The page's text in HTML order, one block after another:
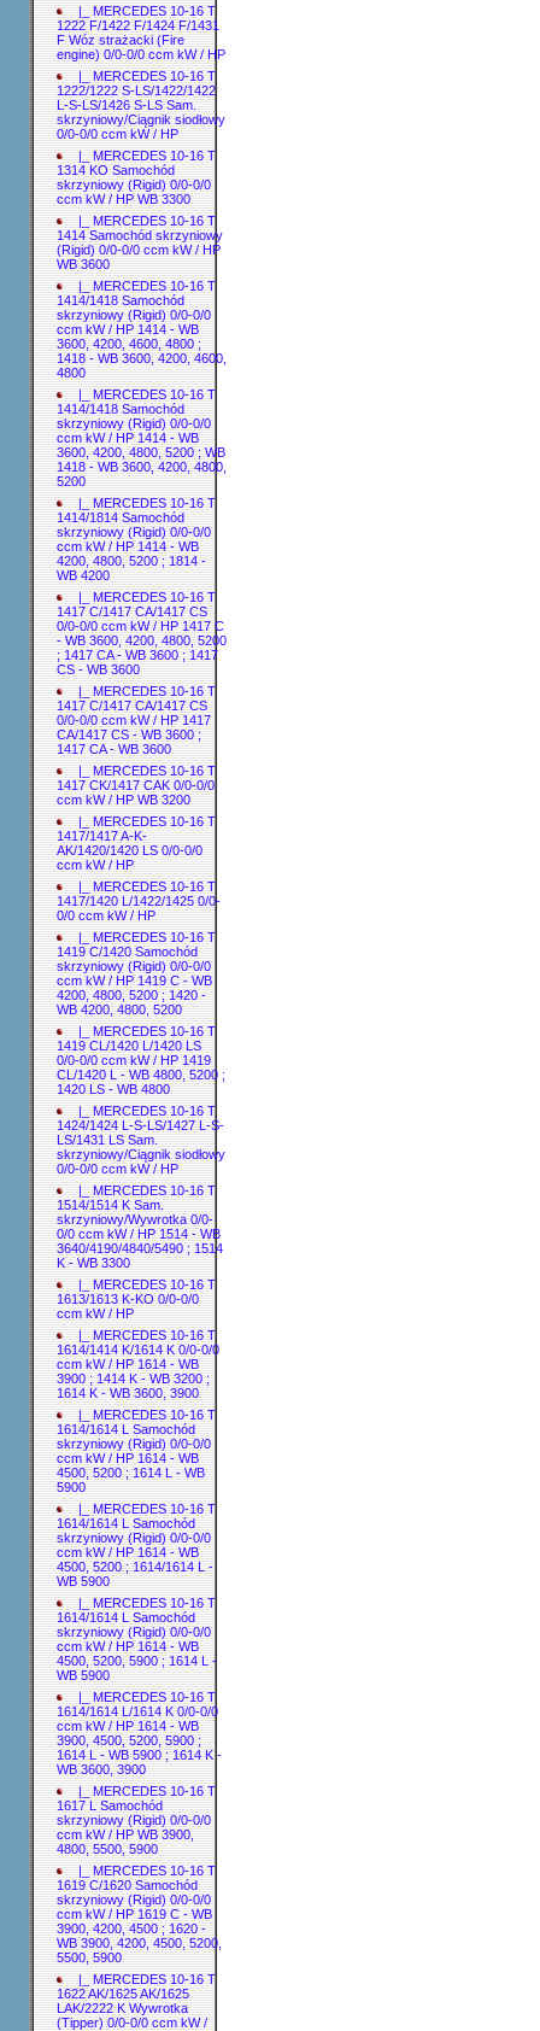
|_ MERCEDES 10-16 T
1222 F/1422 F/1424 F/1431
F Wóz strażacki (Fire
engine) 0/0-0/0 ccm kW / HP
|_ MERCEDES 10-16 T
1222/1222 S-LS/1422/1422
L-S-LS/1426 S-LS Sam.
skrzyniowy/Ciągnik siodłowy
0/0-0/0 ccm kW / HP
|_ MERCEDES 10-16 T
1314 KO Samochód
skrzyniowy (Rigid) 0/0-0/0
ccm kW / HP WB 3300
|_ MERCEDES 10-16 T
1414 Samochód skrzyniowy
(Rigid) 0/0-0/0 ccm kW / HP
WB 3600
|_ MERCEDES 10-16 T
1414/1418 Samochód
skrzyniowy (Rigid) 0/0-0/0
ccm kW / HP 1414 - WB
3600, 4200, 4600, 4800 ;
1418 - WB 3600, 4200, 4600,
4800
|_ MERCEDES 10-16 T
1414/1418 Samochód
skrzyniowy (Rigid) 0/0-0/0
ccm kW / HP 1414 - WB
3600, 4200, 4800, 5200 ; WB
1418 - WB 3600, 4200, 4800,
5200
|_ MERCEDES 10-16 T
1414/1814 Samochód
skrzyniowy (Rigid) 0/0-0/0
ccm kW / HP 1414 - WB
4200, 4800, 5200 ; 1814 -
WB 4200
|_ MERCEDES 10-16 T
1417 C/1417 CA/1417 CS
0/0-0/0 ccm kW / HP 1417 C
- WB 3600, 4200, 4800, 5200
; 1417 CA - WB 3600 ; 1417
CS - WB 3600
|_ MERCEDES 10-16 T
1417 C/1417 CA/1417 CS
0/0-0/0 ccm kW / HP 1417
CA/1417 CS - WB 3600 ;
1417 CA - WB 3600
|_ MERCEDES 10-16 T
1417 CK/1417 CAK 0/0-0/0
ccm kW / HP WB 3200
|_ MERCEDES 10-16 T
1417/1417 A-K-
AK/1420/1420 LS 0/0-0/0
ccm kW / HP
|_ MERCEDES 10-16 T
1417/1420 L/1422/1425 0/0-
0/0 ccm kW / HP
|_ MERCEDES 10-16 T
1419 C/1420 Samochód
skrzyniowy (Rigid) 0/0-0/0
ccm kW / HP 1419 C - WB
4200, 4800, 5200 ; 1420 -
WB 4200, 4800, 5200
|_ MERCEDES 10-16 T
1419 CL/1420 L/1420 LS
0/0-0/0 ccm kW / HP 1419
CL/1420 L - WB 4800, 5200 ;
1420 LS - WB 4800
|_ MERCEDES 10-16 T
1424/1424 L-S-LS/1427 L-S-
LS/1431 LS Sam.
skrzyniowy/Ciągnik siodłowy
0/0-0/0 ccm kW / HP
|_ MERCEDES 10-16 T
1514/1514 K Sam.
skrzyniowy/Wywrotka 0/0-
0/0 ccm kW / HP 1514 - WB
3640/4190/4840/5490 ; 1514
K - WB 3300
|_ MERCEDES 10-16 T
1613/1613 K-KO 0/0-0/0
ccm kW / HP
|_ MERCEDES 10-16 T
1614/1414 K/1614 K 0/0-0/0
ccm kW / HP 1614 - WB
3900 ; 1414 K - WB 3200 ;
1614 K - WB 3600, 3900
|_ MERCEDES 10-16 T
1614/1614 L Samochód
skrzyniowy (Rigid) 0/0-0/0
ccm kW / HP 1614 - WB
4500, 5200 ; 1614 L - WB
5900
|_ MERCEDES 10-16 T
1614/1614 L Samochód
skrzyniowy (Rigid) 0/0-0/0
ccm kW / HP 1614 - WB
4500, 5200 ; 1614/1614 L -
WB 5900
|_ MERCEDES 10-16 T
1614/1614 L Samochód
skrzyniowy (Rigid) 0/0-0/0
ccm kW / HP 1614 - WB
4500, 5200, 5900 ; 1614 L -
WB 5900
|_ MERCEDES 10-16 T
1614/1614 L/1614 K 0/0-0/0
ccm kW / HP 1614 - WB
3900, 4500, 5200, 5900 ;
1614 L - WB 5900 ; 1614 K -
WB 3600, 3900
|_ MERCEDES 10-16 T
1617 L Samochód
skrzyniowy (Rigid) 0/0-0/0
ccm kW / HP WB 3900,
4800, 5500, 5900
|_ MERCEDES 10-16 T
1619 C/1620 Samochód
skrzyniowy (Rigid) 0/0-0/0
ccm kW / HP 1619 C - WB
3900, 4200, 4500 ; 1620 -
WB 3900, 4200, 4500, 5200,
5500, 5900
|_ MERCEDES 10-16 T
1622 AK/1625 AK/1625
LAK/2222 K Wywrotka
(Tipper) 0/0-0/0 ccm kW /